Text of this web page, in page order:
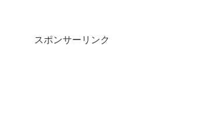
スポンサーリンク